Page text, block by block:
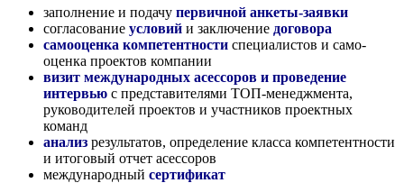
заполнение и подачу первичной анкеты-заявки
согласование условий и заключение договора
самооценка компетентности специалистов и само-
оценка проектов компании
визит международных асессоров и проведение
интервью с представителями ТОП-менеджмента,
руководителей проектов и участников проектных
команд
анализ результатов, определение класса компетентности
и итоговый отчет асессоров
международный сертификат